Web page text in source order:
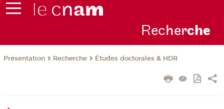
Recherche
Présentation Recherche Études doctorales & HDR